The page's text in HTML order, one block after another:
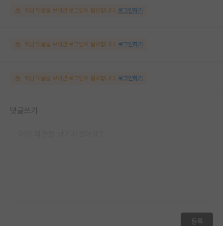
해당 댓글을 보려면 로그인이 필요합니다. 로그인하기
해당 댓글을 보려면 로그인이 필요합니다. 로그인하기
해당 댓글을 보려면 로그인이 필요합니다. 로그인하기
댓글쓰기
등록